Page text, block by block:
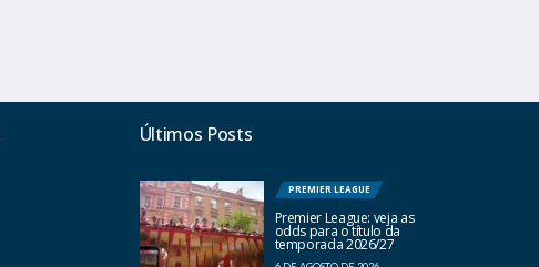
Últimos Posts
PREMIER LEAGUE
Premier League: veja as
odds para o título da
temporada 2026/27